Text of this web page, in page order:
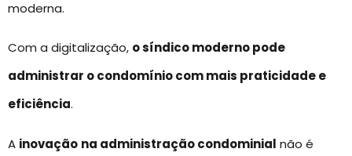
moderna.
Com a digitalização, o síndico moderno pode
administrar o condomínio com mais praticidade e
eficiência.
A inovação na administração condominial não é